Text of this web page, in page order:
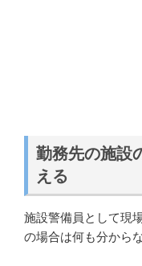
勤務先の施設
える
施設警備員として現
の場合は何も分から